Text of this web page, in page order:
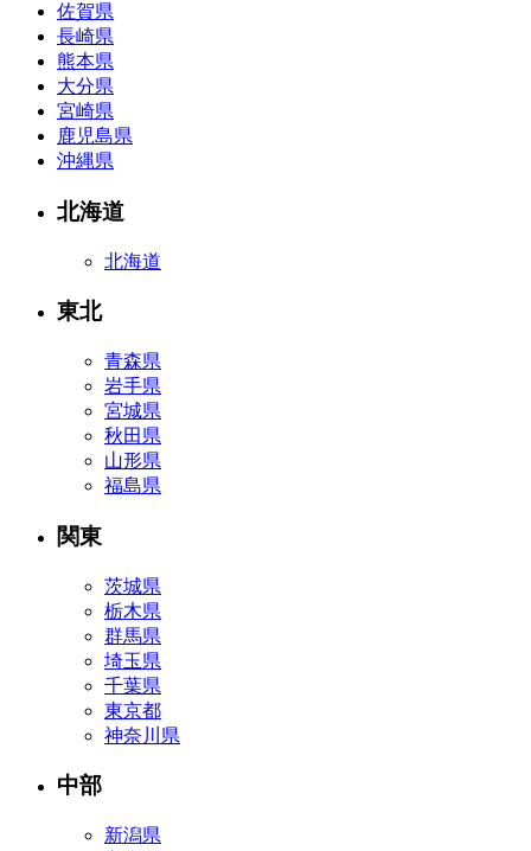
佐賀県
長崎県
熊本県
大分県
宮崎県
鹿児島県
沖縄県
北海道
北海道
東北
青森県
岩手県
宮城県
秋田県
山形県
福島県
関東
茨城県
栃木県
群馬県
埼玉県
千葉県
東京都
神奈川県
中部
新潟県